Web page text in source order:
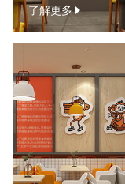
了解更多